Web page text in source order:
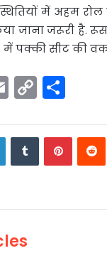
में अहम रोल
जाना जरूरी है.
में पक्की सीट की
E
m
ai
C
o
p
n
ar
LinkedInTumblr